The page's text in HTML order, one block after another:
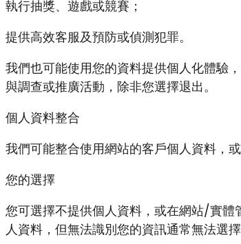
執行抽獎、遊戲或競賽；
提供高效客服及預防或偵測犯罪。
我們也可能使用您的資料提供個人化體驗
與調查或推廣活動，除非您選擇退出。
個人資料整合
我們可能整合使用網站的客戶個人資料，
您的選擇
您可選擇不提供個人資料，或在網站/實
人資料，但無法識別您的資訊通常無法選擇